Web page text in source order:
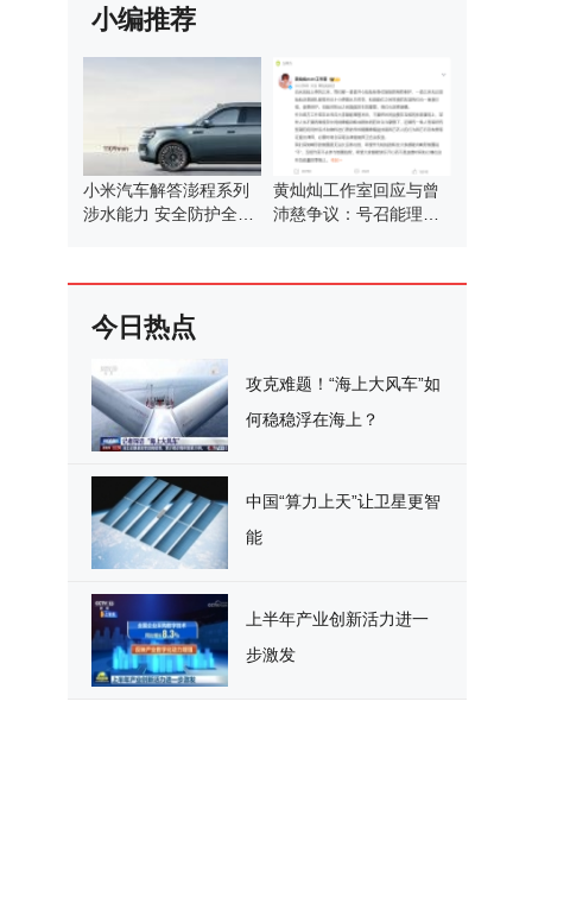
小编推荐
小米汽车解答澎程系列
涉水能力 安全防护全面
黄灿灿工作室回应与曾
沛慈争议：号召能理智
今日热点
攻克难题！“海上大风车”如
何稳稳浮在海上？
中国“算力上天”让卫星更智
能
上半年产业创新活力进一
步激发